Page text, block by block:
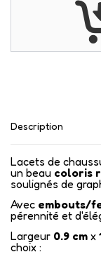
Description
Lacets de
un beau coloris
soulignés de
Avec embouts/
pérennité et
Largeur 0.9 cm x
choix :